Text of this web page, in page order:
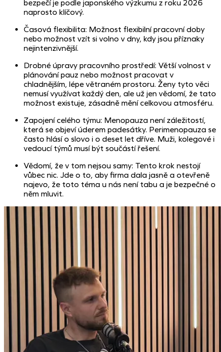
bezpečí je podle japonského výzkumu z roku 2026
naprosto klíčový.
Časová flexibilita: Možnost flexibilní pracovní doby
nebo možnost vzít si volno v dny, kdy jsou příznaky
nejintenzivnější.
Drobné úpravy pracovního prostředí: Větší volnost v
plánování pauz nebo možnost pracovat v
chladnějším, lépe větraném prostoru. Ženy tyto věci
nemusí využívat každý den, ale už jen vědomí, že tato
možnost existuje, zásadně mění celkovou atmosféru.
Zapojení celého týmu: Menopauza není záležitostí,
která se objeví úderem padesátky. Perimenopauza se
často hlásí o slovo i o deset let dříve. Muži, kolegové i
vedoucí týmů musí být součástí řešení.
Vědomí, že v tom nejsou samy: Tento krok nestojí
vůbec nic. Jde o to, aby firma dala jasně a otevřeně
najevo, že toto téma u nás není tabu a je bezpečné o
něm mluvit.